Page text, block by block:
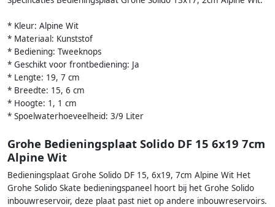
* Kleur: Alpine Wit
* Materiaal: Kunststof
* Bediening: Tweeknops
* Geschikt voor frontbediening: Ja
* Lengte: 19, 7 cm
* Breedte: 15, 6 cm
* Hoogte: 1, 1 cm
* Spoelwaterhoeveelheid: 3/9 Liter
Grohe Bedieningsplaat Solido DF 15 6x19 7cm
Alpine Wit
Bedieningsplaat Grohe Solido DF 15, 6x19, 7cm Alpine Wit Het
Grohe Solido Skate bedieningspaneel hoort bij het Grohe Solido
inbouwreservoir, deze plaat past niet op andere inbouwreservoirs.